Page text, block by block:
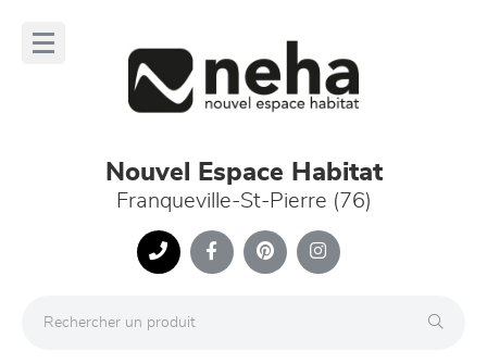
Nouvel Espace Habitat
Franqueville-St-Pierre (76)